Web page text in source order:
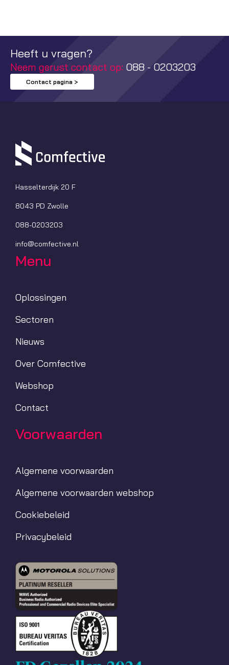
Heeft u vragen?
Neem gerust contact op: 088 - 0203203
Contact pagina >
Hasselterdijk 20 F
8043 PD Zwolle
088-0203203
info@comfective.nl
Menu
Oplossingen
Sectoren
Nieuws
Over Comfective
Webshop
Contact
Voorwaarden
Algemene voorwaarden
Algemene voorwaarden webshop
Cookiebeleid
Privacybeleid